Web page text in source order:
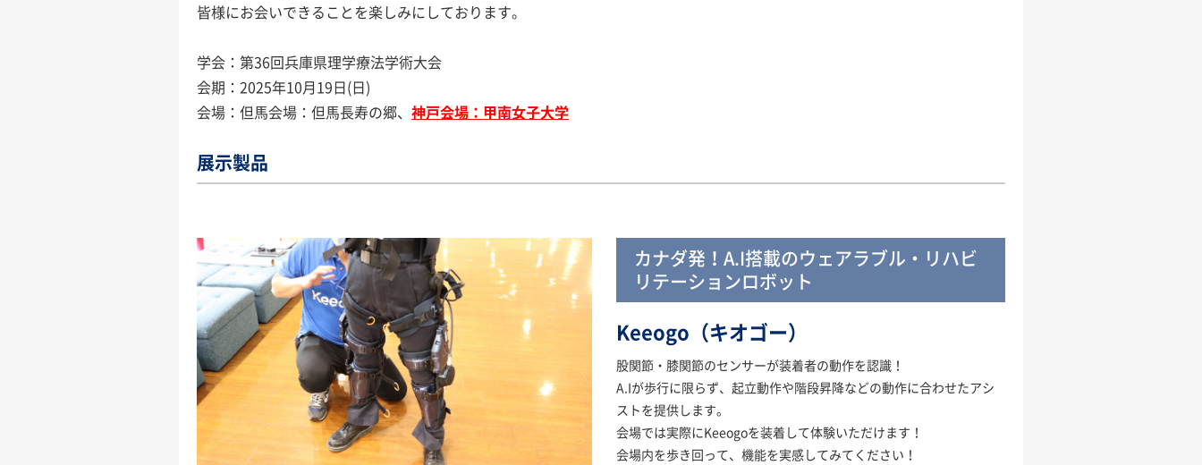
皆様にお会いできることを楽しみにしております。
学会：第36回兵庫県理学療法学術大会
会期：2025年10月19日(日)
会場：但馬会場：但馬長寿の郷、 神戸会場：甲南女子大学
展示製品
カナダ発！A.I搭載のウェアラブル・リハビ
リテーションロボット
Keeogo（キオゴー）
股関節・膝関節のセンサーが装着者の動作を認識！
A.Iが歩行に限らず、起立動作や階段昇降などの動作に合わせたアシ
ストを提供します。
会場では実際にKeeogoを装着して体験いただけます！
会場内を歩き回って、機能を実感してみてください！